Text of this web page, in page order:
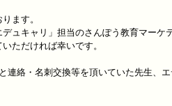
ます。
ュキャリ」担当のさんぽう教育マーケ
ただければ幸いです。
連絡・名刺交換等を頂いていた先生、